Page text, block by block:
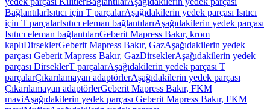
BağlantılarIsıtıcı için T parçalarAşağıdakilerin yedek parçası Isıtıcı
için T parçalarIsıtıcı eleman bağlantılarıAşağıdakilerin yedek parçası
Isıtıcı eleman bağlantılarıGeberit Mapress Bakır, krom
kaplıDirseklerGeberit Mapress Bakır, GazAşağıdakilerin yedek
parçası Geberit Mapress Bakır, GazDirseklerAşağıdakilerin yedek
parçası DirseklerT parçalarAşağıdakilerin yedek parçası T
parçalarÇıkarılamayan adaptörlerAşağıdakilerin yedek parçası
Çıkarılamayan adaptörlerGeberit Mapress Bakır, FKM
maviAşağıdakilerin yedek parçası Geberit Mapress Bakır, FKM